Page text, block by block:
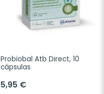
Probiobal Atb Direct, 10
cápsulas
5,95 €